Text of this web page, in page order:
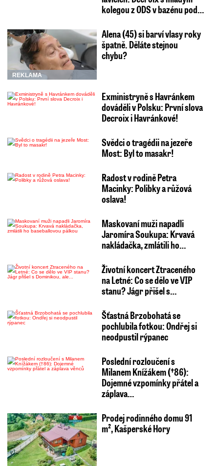
kolegou z ODS v bazénu pod…
REKLAMA
Alena (45) si barví vlasy roky
špatně. Děláte stejnou
chybu?
Exministryně s Havránkem
dováděli v Polsku: První slova
Decroix i Havránkové!
Svědci o tragédii na jezeře
Most: Byl to masakr!
Radost v rodině Petra
Macinky: Polibky a růžová
oslava!
Maskovaní muži napadli
Jaromíra Soukupa: Krvavá
nakládačka, zmlátili ho…
Životní koncert Ztraceného
na Letné: Co se dělo ve VIP
stanu? Jágr přišel s…
Šťastná Brzobohatá se
pochlubila fotkou: Ondřej si
neodpustil rýpanec
Poslední rozloučení s
Milanem Knížákem (†86):
Dojemné vzpomínky přátel a
záplava…
Prodej rodinného domu 91
m², Kašperské Hory